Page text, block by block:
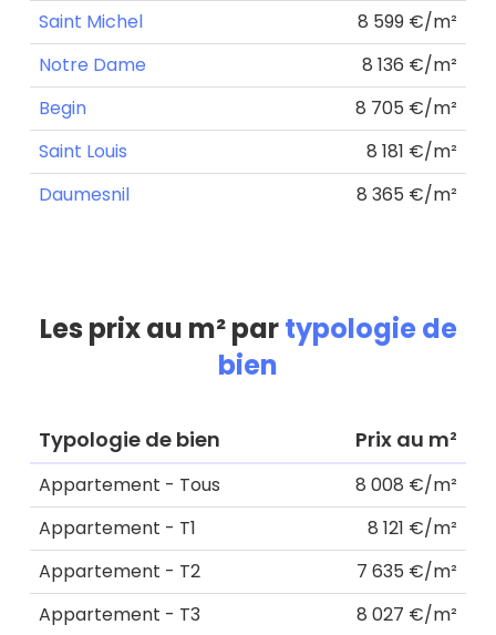
Saint Michel
8 599 €/m²
Notre Dame
8 136 €/m²
Begin
8 705 €/m²
Saint Louis
8 181 €/m²
Daumesnil
8 365 €/m²
Les prix au m² partypologie de
bien
Typologie de bien Prix au m²
Appartement - Tous
8 008 €/m²
Appartement - T1
8 121 €/m²
Appartement - T2
7 635 €/m²
Appartement - T3
8 027 €/m²